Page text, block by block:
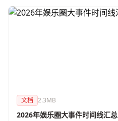
文档 2.3MB
2026年娱乐圈大事件时间线汇总